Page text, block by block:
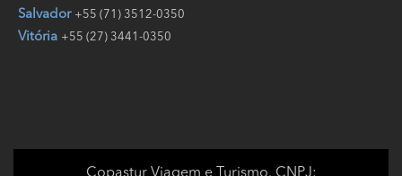
Salvador +55 (71) 3512-0350
Vitória +55 (27) 3441-0350